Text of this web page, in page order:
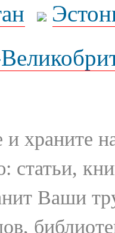
и храните
статьи,
Ваши